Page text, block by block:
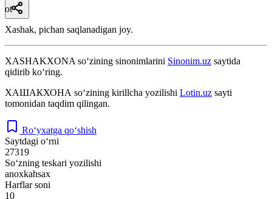
ot
Xashak, pichan saqlanadigan joy.
XASHAKXONA so‘zining sinonimlarini Sinonim.uz saytida
qidirib ko‘ring.
ХАШАКХОНА so‘zining kirillcha yozilishi Lotin.uz sayti
tomonidan taqdim qilingan.
Ro‘yxatga qo‘shish
Saytdagi o‘rni
27319
So‘zning teskari yozilishi
anoxkahsax
Harflar soni
10